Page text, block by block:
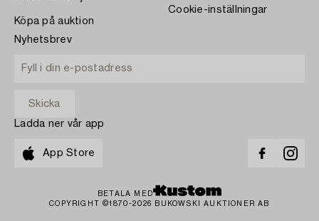
Köpa på auktion
Cookie-inställningar
Nyhetsbrev
Ladda ner vår app
App Store
BETALA MED
COPYRIGHT ©1870-2026 BUKOWSKI AUKTIONER AB